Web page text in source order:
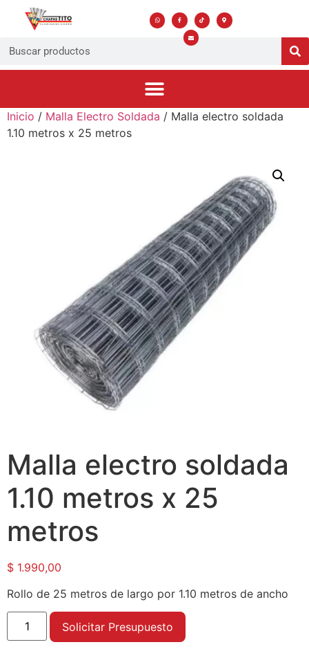
Inicio / Malla Electro Soldada / Malla electro soldada
1.10 metros x 25 metros
Malla electro soldada
1.10 metros x 25
metros
$ 1.990,00
Rollo de 25 metros de largo por 1.10 metros de ancho
Solicitar Presupuesto